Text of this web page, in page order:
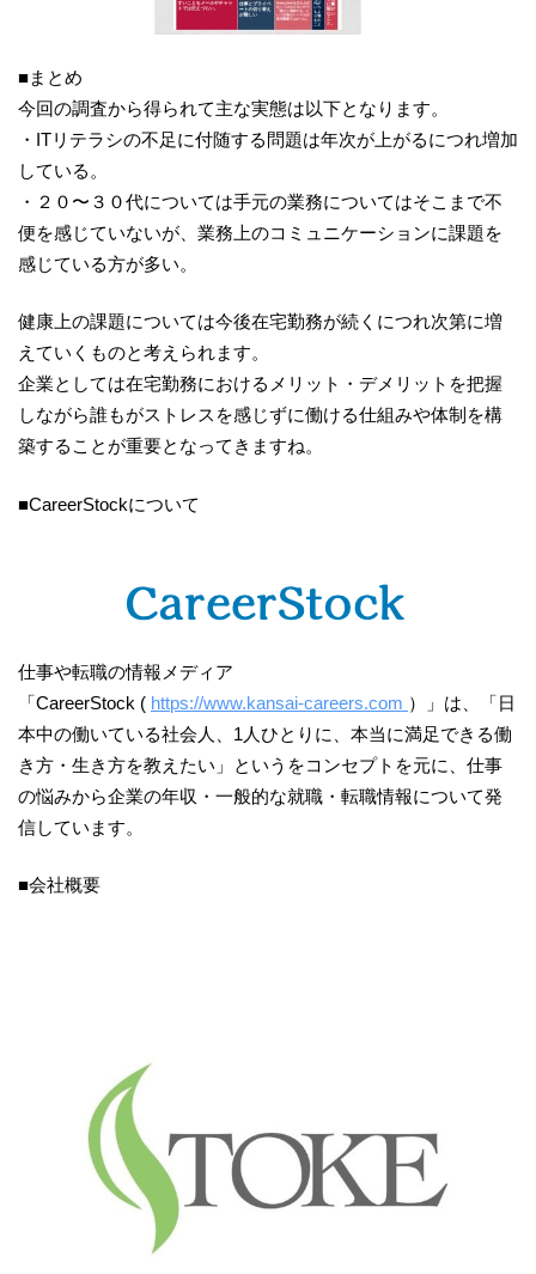
■まとめ
今回の調査から得られて主な実態は以下となります。
・ITリテラシの不足に付随する問題は年次が上がるにつれ増加
している。
・２０〜３０代については手元の業務についてはそこまで不
便を感じていないが、業務上のコミュニケーションに課題を
感じている方が多い。
健康上の課題については今後在宅勤務が続くにつれ次第に増
えていくものと考えられます。
企業としては在宅勤務におけるメリット・デメリットを把握
しながら誰もがストレスを感じずに働ける仕組みや体制を構
築することが重要となってきますね。
■CareerStockについて
仕事や転職の情報メディア
「CareerStock ( https://www.kansai-careers.com ）」は、「日
本中の働いている社会人、1人ひとりに、本当に満足できる働
き方・生き方を教えたい」というをコンセプトを元に、仕事
の悩みから企業の年収・一般的な就職・転職情報について発
信しています。
■会社概要